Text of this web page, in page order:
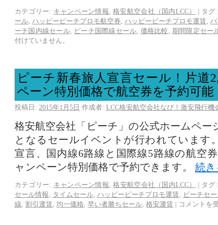
カテゴリー: キャンペーン情報 ,格安航空会社（国内LCC） | タグ:
ール ハッピーピーチプロモ航空券 ハッピーピーチプロモ運賃
ーチ国内線セール, ピーチ国際線セール 価格比較
期間限定セー
付けていません。
ピーチ新春旅人宣言セール！片道
ペーン特別価格で航空券を予約可能
投稿日: 2015年1月5日 作成者: LCC格安航空会社なび！激安飛行機
格安航空会社「ピーチ」の公式ホームペー
となるセールイベントが行われています
宣言、国内線6路線と国際線5路線の航空
ャンペーン特別価格で予約できます。 続
カテゴリー: キャンペーン情報 ,格安航空会社（国内LCC） | タグ:
セール情報
タイムセール ハッピーピーチプロモ運賃
ピーチセ
線 割引運賃 均一価格 早い者勝ちセール 格安運賃 | コメントを